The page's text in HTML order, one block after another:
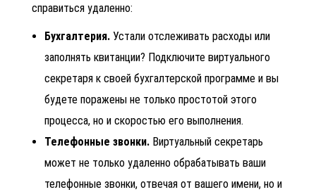
справиться удаленно:
Бухгалтерия. Устали отслеживать расходы или
заполнять квитанции? Подключите виртуального
секретаря к своей бухгалтерской программе и вы
будете поражены не только простотой этого
процесса, но и скоростью его выполнения.
Телефонные звонки. Виртуальный секретарь
может не только удаленно обрабатывать ваши
телефонные звонки, отвечая от вашего имени, но и